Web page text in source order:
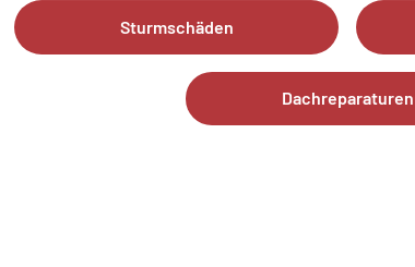
Sturmschäden
Dachreparaturen